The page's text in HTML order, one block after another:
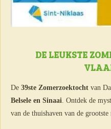
DE LEUKSTE
De 39ste Zomerzoektocht van
Belsele en Sinaai . Ontdek de
van de thuishaven van de grootste